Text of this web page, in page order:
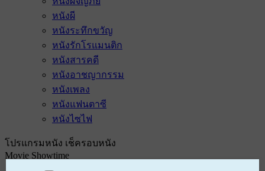
หนังผี
หนังระทึกขวัญ
หนังรักโรแมนติก
หนังสารคดี
หนังอาชญากรรม
หนังเพลง
หนังแฟนตาซี
หนังไซไฟ
โปรแกรมหนัง เช็ครอบหนัง
Movie Showtime